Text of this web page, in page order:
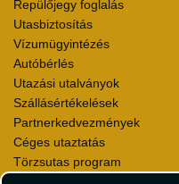
Repülőjegy foglalás
Utasbiztosítás
Vízumügyintézés
Autóbérlés
Utazási utalványok
Szállásértékelések
Partnerkedvezmények
Céges utaztatás
Törzsutas program